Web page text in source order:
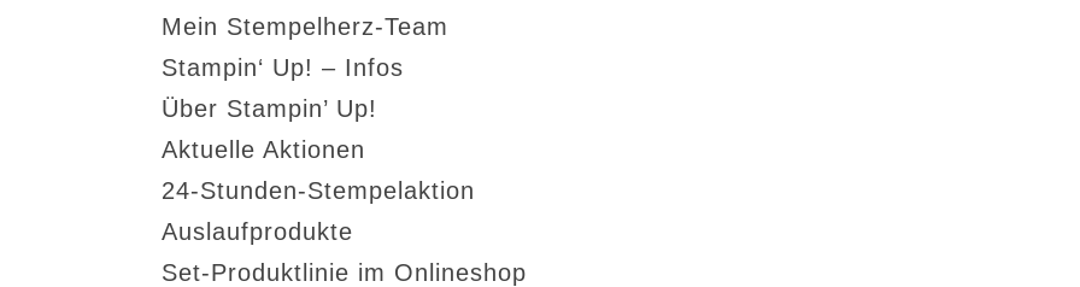
Mein Stempelherz-Team
Stampin‘ Up! – Infos
Über Stampin’ Up!
Aktuelle Aktionen
24-Stunden-Stempelaktion
Auslaufprodukte
Set-Produktlinie im Onlineshop